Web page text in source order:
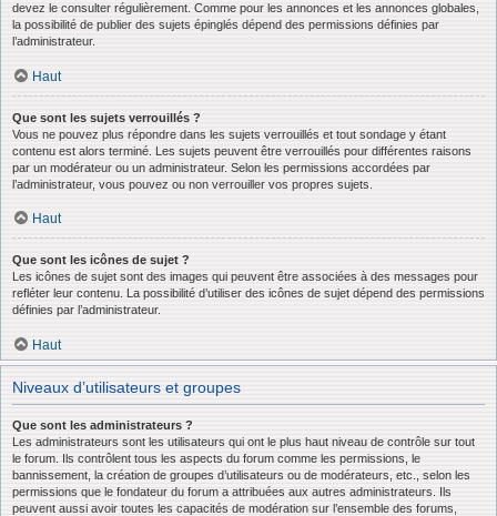
devez le consulter régulièrement. Comme pour les annonces et les annonces globales,
la possibilité de publier des sujets épinglés dépend des permissions définies par
l’administrateur.
Haut
Que sont les sujets verrouillés ?
Vous ne pouvez plus répondre dans les sujets verrouillés et tout sondage y étant
contenu est alors terminé. Les sujets peuvent être verrouillés pour différentes raisons
par un modérateur ou un administrateur. Selon les permissions accordées par
l’administrateur, vous pouvez ou non verrouiller vos propres sujets.
Haut
Que sont les icônes de sujet ?
Les icônes de sujet sont des images qui peuvent être associées à des messages pour
refléter leur contenu. La possibilité d’utiliser des icônes de sujet dépend des permissions
définies par l’administrateur.
Haut
Niveaux d’utilisateurs et groupes
Que sont les administrateurs ?
Les administrateurs sont les utilisateurs qui ont le plus haut niveau de contrôle sur tout
le forum. Ils contrôlent tous les aspects du forum comme les permissions, le
bannissement, la création de groupes d’utilisateurs ou de modérateurs, etc., selon les
permissions que le fondateur du forum a attribuées aux autres administrateurs. Ils
peuvent aussi avoir toutes les capacités de modération sur l’ensemble des forums,